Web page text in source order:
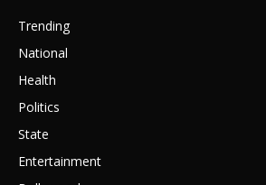
Trending
National
Health
Politics
State
Entertainment